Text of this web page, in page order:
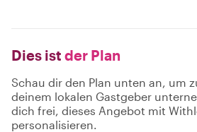
Dies ist der Plan
Schau dir den Plan unten an, um
deinem lokalen Gastgeber
dich frei, dieses Angebot mit
personalisieren.